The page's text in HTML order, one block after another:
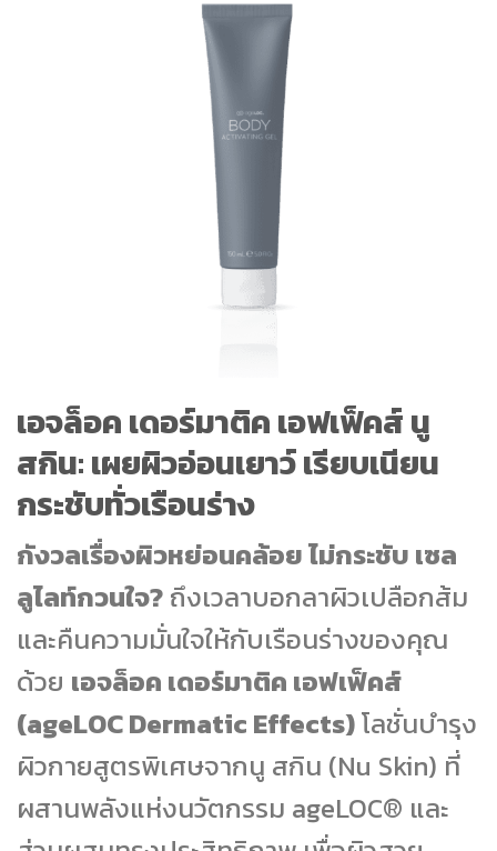
เอจล็อค เดอร์มาติค เอฟเฟ็คส์ นู
สกิน: เผยผิวอ่อนเยาว์ เรียบเนียน
กระชับทั่วเรือนร่าง
กังวลเรื่องผิวหย่อนคล้อย ไม่กระชับ เซล
ลูไลท์กวนใจ? ถึงเวลาบอกลาผิวเปลือกส้ม
และคืนความมั่นใจให้กับเรือนร่างของคุณ
ด้วย เอจล็อค เดอร์มาติค เอฟเฟ็คส์
(ageLOC Dermatic Effects)โลชั่นบำรุง
ผิวกายสูตรพิเศษจากนู สกิน (Nu Skin) ที่
ผสานพลังแห่งนวัตกรรม ageLOC® และ